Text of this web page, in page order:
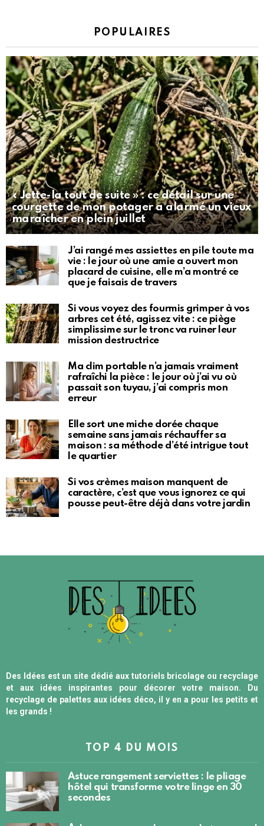
POPULAIRES
« Jette-la tout de suite » : ce détail sur une
courgette de mon potager a alarmé un vieux
maraîcher en plein juillet
J’ai rangé mes assiettes en pile toute ma
vie : le jour où une amie a ouvert mon
placard de cuisine, elle m’a montré ce
que je faisais de travers
Si vous voyez des fourmis grimper à vos
arbres cet été, agissez vite : ce piège
simplissime sur le tronc va ruiner leur
mission destructrice
Ma clim portable n’a jamais vraiment
rafraîchi la pièce : le jour où j’ai vu où
passait son tuyau, j’ai compris mon
erreur
Elle sort une miche dorée chaque
semaine sans jamais réchauffer sa
maison : sa méthode d’été intrigue tout
le quartier
Si vos crèmes maison manquent de
caractère, c’est que vous ignorez ce qui
pousse peut-être déjà dans votre jardin
Des Idées est un site dédié aux tutoriels bricolage ou recyclage
et aux idées inspirantes pour décorer votre maison. Du
recyclage de palettes aux idées déco, il y en a pour les petits et
les grands !
TOP 4 DU MOIS
Astuce rangement serviettes : le pliage
hôtel qui transforme votre linge en 30
secondes